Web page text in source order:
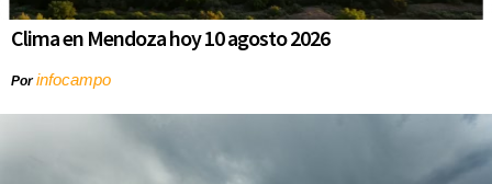
Clima en Mendoza hoy 10 agosto 2026
Porinfocampo